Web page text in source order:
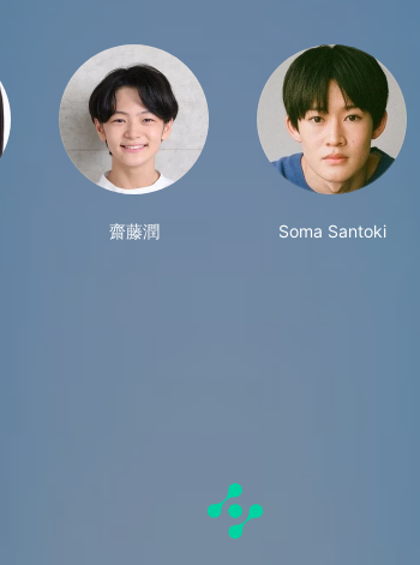
齋藤潤 Soma Santoki